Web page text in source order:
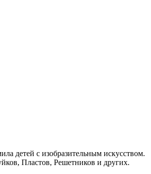
детей с изобразительным искусством.
Пластов, Решетников и других.